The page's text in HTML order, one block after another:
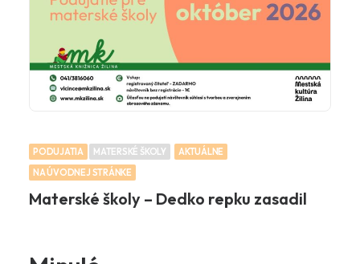
PODUJATIA MATERSKÉ ŠKOLY
AKTUÁLNE
NA ÚVODNEJ STRÁNKE
Materské školy – Dedko repku zasadil